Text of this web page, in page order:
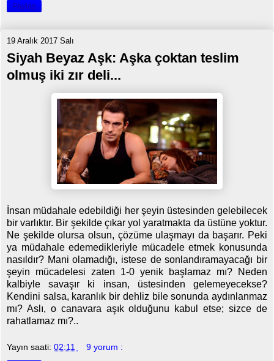
Paylaş
19 Aralık 2017 Salı
Siyah Beyaz Aşk: Aşka çoktan teslim
olmuş iki zır deli...
İnsan müdahale edebildiği her şeyin üstesinden gelebilecek
bir varlıktır. Bir şekilde çıkar yol yaratmakta da üstüne yoktur.
Ne şekilde olursa olsun, çözüme ulaşmayı da başarır. Peki
ya müdahale edemedikleriyle mücadele etmek konusunda
nasıldır? Mani olamadığı, istese de sonlandıramayacağı bir
şeyin mücadelesi zaten 1-0 yenik başlamaz mı? Neden
kalbiyle savaşır ki insan, üstesinden gelemeyecekse?
Kendini salsa, karanlık bir dehliz bile sonunda aydınlanmaz
mı? Aslı, o canavara aşık olduğunu kabul etse; sizce de
rahatlamaz mı?..
Yayın saati: 02:11 9 yorum :